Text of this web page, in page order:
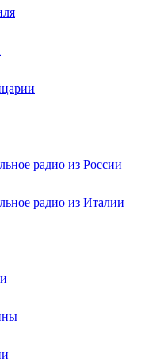
радио из России
радио из Италии